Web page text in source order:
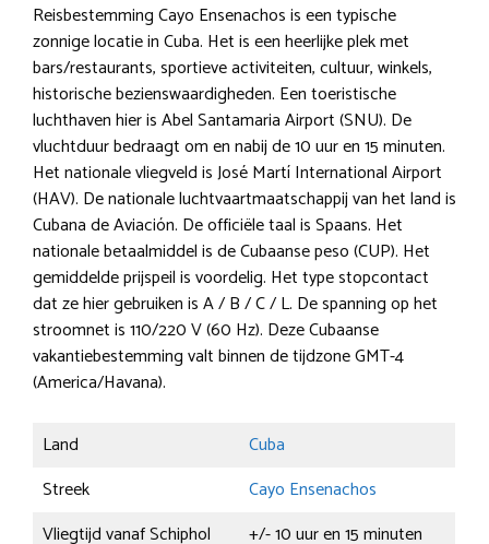
Reisbestemming Cayo Ensenachos is een typische
zonnige locatie in Cuba. Het is een heerlijke plek met
bars/restaurants, sportieve activiteiten, cultuur, winkels,
historische bezienswaardigheden. Een toeristische
luchthaven hier is Abel Santamaria Airport (SNU). De
vluchtduur bedraagt om en nabij de 10 uur en 15 minuten.
Het nationale vliegveld is José Martí International Airport
(HAV). De nationale luchtvaartmaatschappij van het land is
Cubana de Aviación. De officiële taal is Spaans. Het
nationale betaalmiddel is de Cubaanse peso (CUP). Het
gemiddelde prijspeil is voordelig. Het type stopcontact
dat ze hier gebruiken is A / B / C / L. De spanning op het
stroomnet is 110/220 V (60 Hz). Deze Cubaanse
vakantiebestemming valt binnen de tijdzone GMT-4
(America/Havana).
Land
Cuba
Streek
Cayo Ensenachos
Vliegtijd vanaf Schiphol
+/- 10 uur en 15 minuten